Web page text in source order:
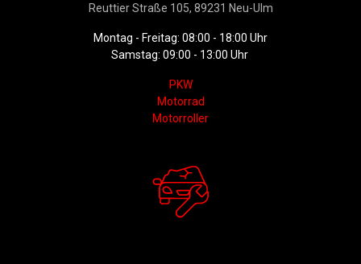
Reuttier Straße 105, 89231 Neu-Ulm
Montag - Freitag: 08:00 - 18:00 Uhr
Samstag: 09:00 - 13:00 Uhr
PKW
Motorrad
Motorroller